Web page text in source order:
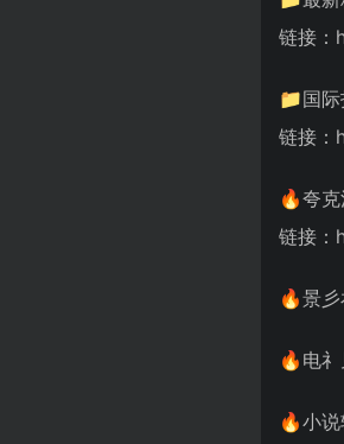
链接
📁国
链接
🔥夸克
链接
🔥景
🔥电
🔥小